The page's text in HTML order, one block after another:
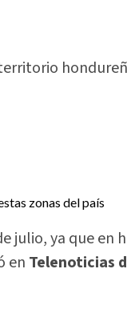
julio, ya que en
en Telenoticias